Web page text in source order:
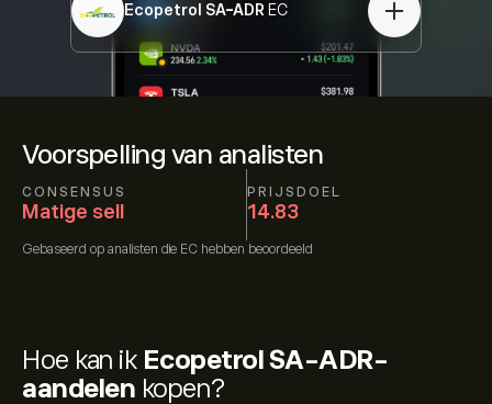
Voorspelling van analisten
CONSENSUS
Matige sell
PRIJSDOEL
14.83
Gebaseerd op analisten die EC hebben beoordeeld
Ecopetrol SA-ADR EC
Hoe kan ik Ecopetrol SA-ADR-
aandelen kopen?